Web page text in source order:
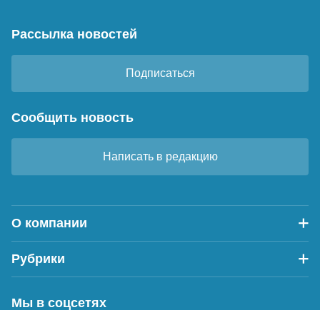
Рассылка новостей
Подписаться
Сообщить новость
Написать в редакцию
О компании
Рубрики
Мы в соцсетях